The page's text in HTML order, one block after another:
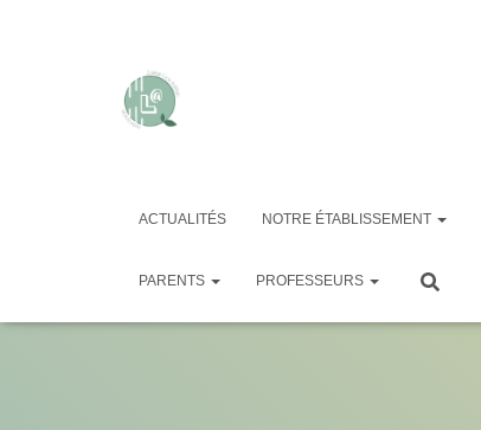
ACTUALITÉS NOTRE ÉTABLISSEMENT
PARENTS PROFESSEURS